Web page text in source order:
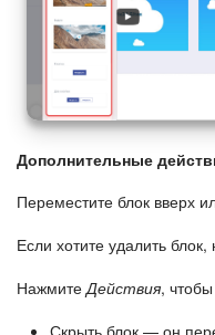
Дополнительные
Переместите блок вверх
Если хотите удалить
Нажмите Действия,
Скрыть блок — он